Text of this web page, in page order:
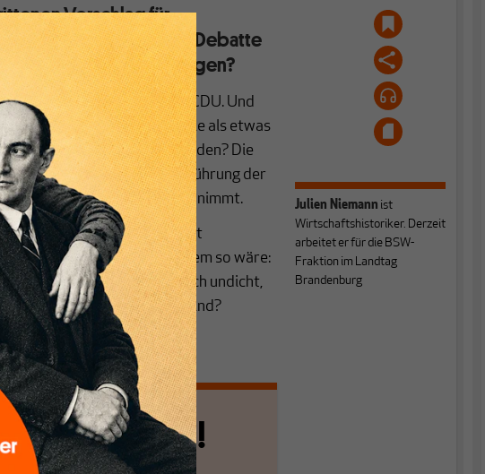
Vorschlag für
eine wichtige Debatte
ein solches Unterfangen?
Kuh der FDP und der CDU. Und
Ganz allgemein wird sie als etwas
macht schon gerne Schulden? Die
als Musterbeispiel für die Führung der
mehr ausgeben als man einnimmt.
Ein Staatshaushalt
Und selbst wenn dem so wäre:
machen, wenn ihr Dach undicht,
und die Dielen morsch sind?
von allein!
Julien Niemann ist
Wirtschaftshistoriker. Derzeit
arbeitet er für die BSW-
Fraktion im Landtag
Brandenburg